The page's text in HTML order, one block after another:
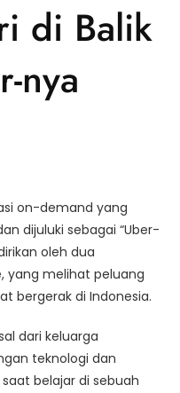
di Balik
nya
on-demand yang
dijuluki sebagai “Uber-
oleh dua
yang melihat peluang
bergerak di Indonesia.
dari keluarga
teknologi dan
belajar di sebuah